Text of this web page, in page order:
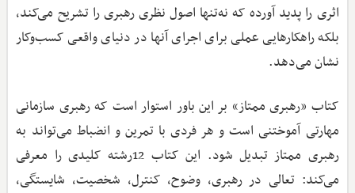
اثری را پدید آورده که نه‌تنها اصول نظری رهبری را تشریح می‌کند،
بلکه راهکارهایی عملی برای اجرای آنها در دنیای واقعی کسب‌وکار
نشان می‌دهد.
کتاب «رهبری ممتاز» بر این باور استوار است که رهبری سازمانی
مهارتی آموختنی است و هر فردی با تمرین و انضباط می‌تواند به
رهبری ممتاز تبدیل شود. این کتاب 12رشته کلیدی را معرفی
می‌کند: تعالی در رهبری، وضوح، کنترل، شخصیت، شایستگی،